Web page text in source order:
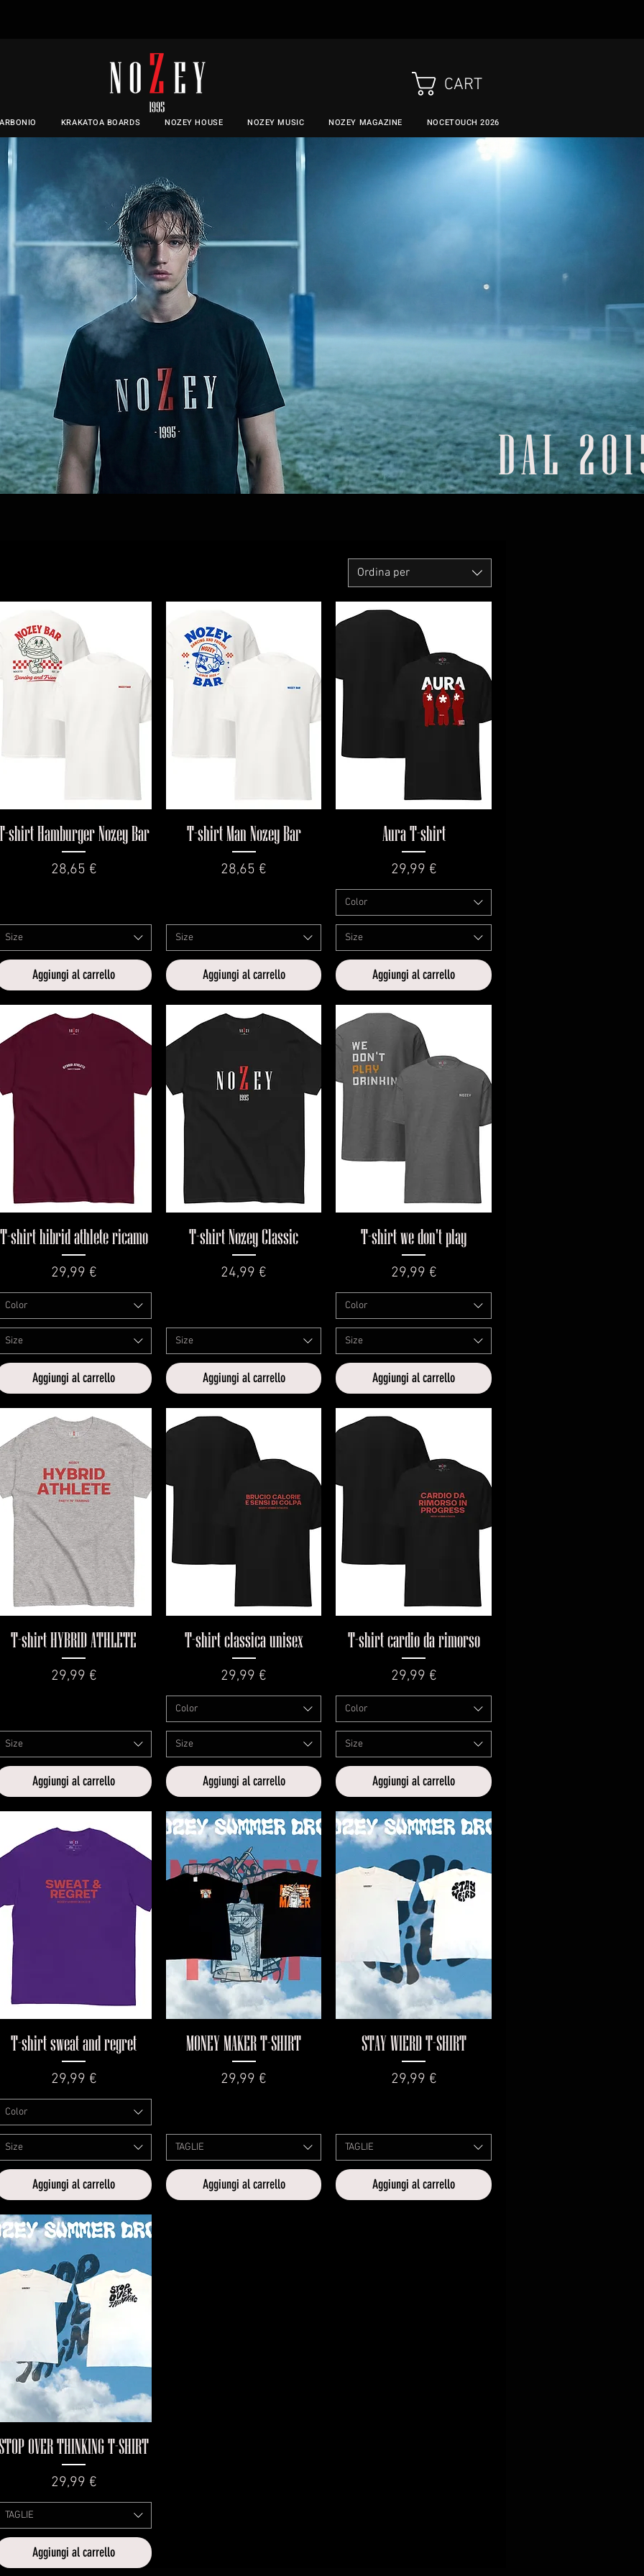
DAL
Ordina per
Vista rapida
shirt Hamburger Nozey Bar
Prezzo
28,65 €
Size
Aggiungi al carrello
Vista rapida
T-shirt Man Nozey Bar
Prezzo
28,65 €
Size
Aggiungi al carrello
Vista rapida
Aura T-shirt
Prezzo
29,99 €
Color
Size
Aggiungi al carrello
Vista rapida
T-shirt hibrid athlete ricamo
Prezzo
29,99 €
Color
Size
Aggiungi al carrello
Vista rapida
T-shirt Nozey Classic
Prezzo
24,99 €
Size
Aggiungi al carrello
Vista rapida
T-shirt we don't play
Prezzo
29,99 €
Color
Size
Aggiungi al carrello
Vista rapida
T-shirt HYBRID ATHLETE
Prezzo
29,99 €
Size
Aggiungi al carrello
Vista rapida
T-shirt classica unisex
Prezzo
29,99 €
Color
Size
Aggiungi al carrello
Vista rapida
T-shirt cardio da rimorso
Prezzo
29,99 €
Color
Size
Aggiungi al carrello
Vista rapida
T-shirt sweat and regret
Prezzo
29,99 €
Color
Size
Aggiungi al carrello
Vista rapida
MONEY MAKER T-SHIRT
Prezzo
29,99 €
TAGLIE
Aggiungi al carrello
Vista rapida
STAY WIERD T-SHIRT
Prezzo
29,99 €
TAGLIE
Aggiungi al carrello
Vista rapida
OVER THINKING T-SHIRT
Prezzo
29,99 €
TAGLIE
Aggiungi al carrello
CART
KRAKATOA BOARDS NOZEY HOUSE NOZEY MUSIC NOZEY MAGAZINE NOCETOUCH 2026